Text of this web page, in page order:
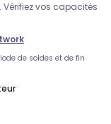
vos capacités
de soldes et de fin